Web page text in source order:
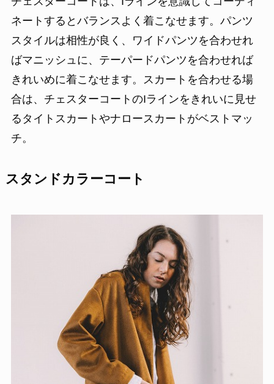
ネートするとバランスよく着こなせます。パンツ
スタイルは相性が良く、ワイドパンツを合わせれ
ばマニッシュに、テーパードパンツを合わせれば
きれいめに着こなせます。スカートを合わせる場
合は、チェスターコートのIラインをきれいに見せ
るタイトスカートやナロースカートがベストマッ
チ。
スタンドカラーコート